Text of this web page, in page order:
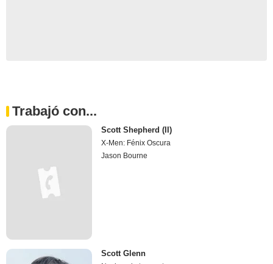
Trabajó con...
Scott Shepherd (II)
X-Men: Fénix Oscura
Jason Bourne
Scott Glenn